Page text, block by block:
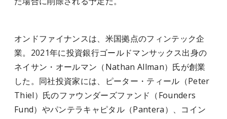
オンドファイナンスは、米国拠点のフィンテック企
業。2021年に投資銀行ゴールドマンサックス出身の
ネイサン・オールマン（Nathan Allman）氏が創業
した。同社投資家には、ピーター・ティール（Peter
Thiel）氏のファウンダーズファンド（Founders
Fund）やパンテラキャピタル（Pantera）、コイン